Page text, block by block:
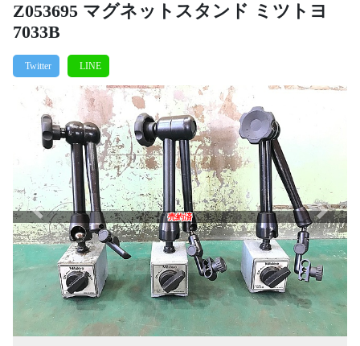
Z053695 マグネットスタンド ミツトヨ
7033B
売約済
Previous Next